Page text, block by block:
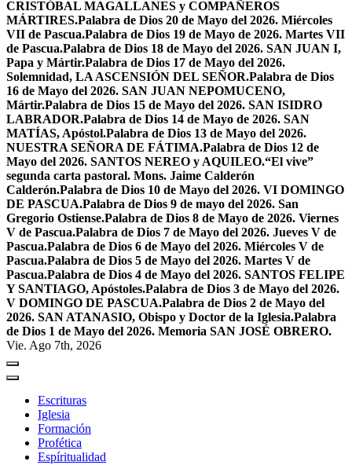
CRISTÓBAL MAGALLANES y COMPAÑEROS
MÁRTIRES.Palabra de Dios 20 de Mayo del 2026. Miércoles
VII de Pascua.Palabra de Dios 19 de Mayo de 2026. Martes VII
de Pascua.Palabra de Dios 18 de Mayo del 2026. SAN JUAN I,
Papa y Mártir.Palabra de Dios 17 de Mayo del 2026.
Solemnidad, LA ASCENSIÓN DEL SEÑOR.Palabra de Dios
16 de Mayo del 2026. SAN JUAN NEPOMUCENO,
Mártir.Palabra de Dios 15 de Mayo del 2026. SAN ISIDRO
LABRADOR.Palabra de Dios 14 de Mayo de 2026. SAN
MATÍAS, Apóstol.Palabra de Dios 13 de Mayo del 2026.
NUESTRA SEÑORA DE FÁTIMA.Palabra de Dios 12 de
Mayo del 2026. SANTOS NEREO y AQUILEO.“El vive”
segunda carta pastoral. Mons. Jaime Calderón
Calderón.Palabra de Dios 10 de Mayo del 2026. VI DOMINGO
DE PASCUA.Palabra de Dios 9 de mayo del 2026. San
Gregorio Ostiense.Palabra de Dios 8 de Mayo de 2026. Viernes
V de Pascua.Palabra de Dios 7 de Mayo del 2026. Jueves V de
Pascua.Palabra de Dios 6 de Mayo del 2026. Miércoles V de
Pascua.Palabra de Dios 5 de Mayo del 2026. Martes V de
Pascua.Palabra de Dios 4 de Mayo del 2026. SANTOS FELIPE
Y SANTIAGO, Apóstoles.Palabra de Dios 3 de Mayo del 2026.
V DOMINGO DE PASCUA.Palabra de Dios 2 de Mayo del
2026. SAN ATANASIO, Obispo y Doctor de la Iglesia.Palabra
de Dios 1 de Mayo del 2026. Memoria SAN JOSÉ OBRERO.
Vie. Ago 7th, 2026
Escrituras
Iglesia
Formación
Profética
Espíritualidad